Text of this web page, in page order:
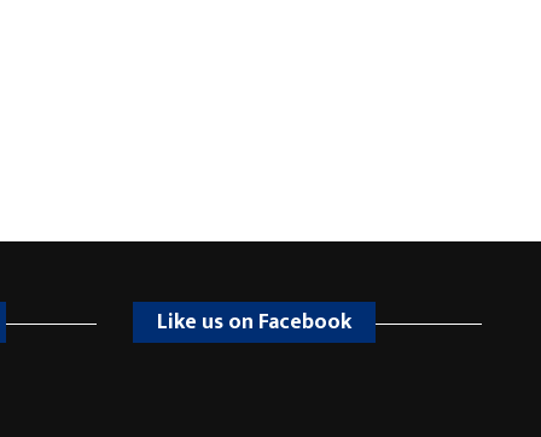
Like us on Facebook